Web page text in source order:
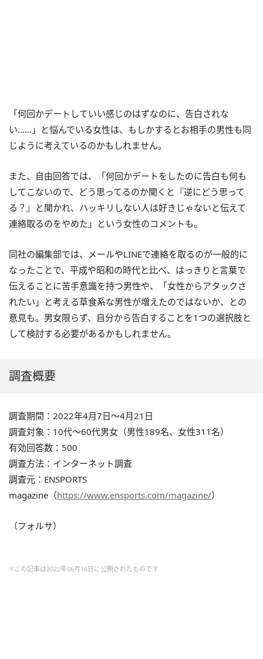
「何回かデートしていい感じのはずなのに、告白されな
い……」と悩んでいる女性は、もしかするとお相手の男性も同
じように考えているのかもしれません。
また、自由回答では、「何回かデートをしたのに告白も何も
してこないので、どう思ってるのか聞くと『逆にどう思って
る？』と聞かれ、ハッキリしない人は好きじゃないと伝えて
連絡取るのをやめた」という女性のコメントも。
同社の編集部では、メールやLINEで連絡を取るのが一般的に
なったことで、平成や昭和の時代と比べ、はっきりと言葉で
伝えることに苦手意識を持つ男性や、「女性からアタックさ
れたい」と考える草食系な男性が増えたのではないか、との
意見も。男女限らず、 自分から告白することを1つの選択肢と
して検討する必要があるかもしれません。
調査概要
調査期間：2022年4月7日〜4月21日
調査対象：10代〜60代男女（男性189名、女性311名）
有効回答数：500
調査方法：インターネット調査
調査元：ENSPORTS
magazine（https://www.ensports.com/magazine/）
（フォルサ）
※この記事は2022年06月16日に公開されたものです